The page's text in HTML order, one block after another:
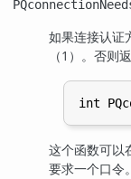
如果连接认证
（1）。否则
这个函数可以
要求一个口令。